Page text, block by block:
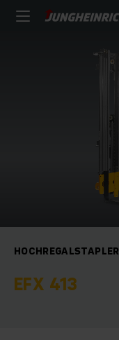
HOCHREGALSTAPLER
EFX 413